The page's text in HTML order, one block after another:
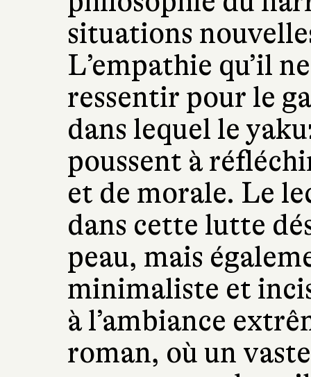
situations
L’empathie qu’il
ressentir pour le
dans lequel le
poussent à
et de morale. Le
dans cette lutte
peau, mais
minimaliste et
à l’ambiance
roman, où un